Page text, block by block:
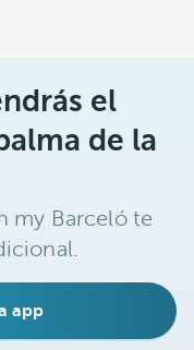
el
de la
my Barceló te
app